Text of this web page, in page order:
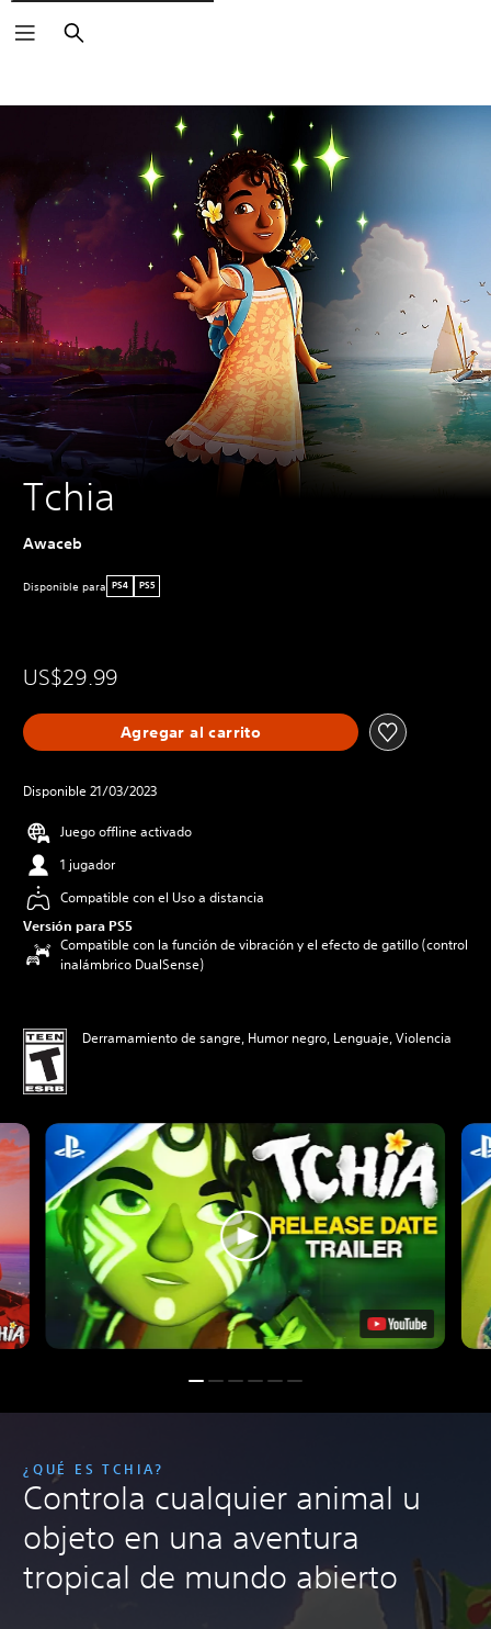
Buscar
Tchia
Awaceb
Disponible para PS4 PS5
US$29.99
Agregar al carrito
Disponible 21/03/2023
Juego offline activado
1 jugador
Compatible con el Uso a distancia
Versión para PS5
Compatible con la función de vibración y el efecto de gatillo (control
inalámbrico DualSense)
Derramamiento de sangre, Humor negro, Lenguaje, Violencia
¿QUÉ ES TCHIA?
Controla cualquier animal u
objeto en una aventura
tropical de mundo abierto